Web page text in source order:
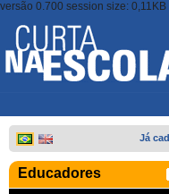
versão 0.700 session size: 0,11KB
Já
Educadores